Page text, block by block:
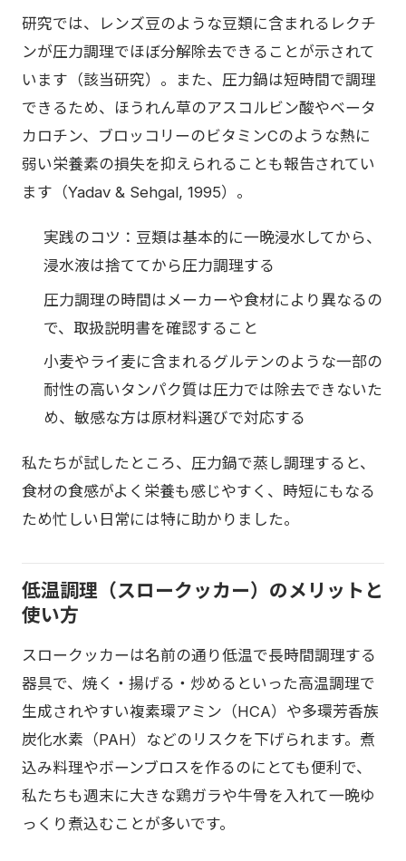
研究では、レンズ豆のような豆類に含まれるレクチ
ンが圧力調理でほぼ分解除去できることが示されて
います（該当研究）。また、圧力鍋は短時間で調理
できるため、ほうれん草のアスコルビン酸やベータ
カロチン、ブロッコリーのビタミンCのような熱に
弱い栄養素の損失を抑えられることも報告されてい
ます（Yadav & Sehgal, 1995）。
実践のコツ：豆類は基本的に一晩浸水してから、
浸水液は捨ててから圧力調理する
圧力調理の時間はメーカーや食材により異なるの
で、取扱説明書を確認すること
小麦やライ麦に含まれるグルテンのような一部の
耐性の高いタンパク質は圧力では除去できないた
め、敏感な方は原材料選びで対応する
私たちが試したところ、圧力鍋で蒸し調理すると、
食材の食感がよく栄養も感じやすく、時短にもなる
ため忙しい日常には特に助かりました。
低温調理（スロークッカー）のメリットと
使い方
スロークッカーは名前の通り低温で長時間調理する
器具で、焼く・揚げる・炒めるといった高温調理で
生成されやすい複素環アミン（HCA）や多環芳香族
炭化水素（PAH）などのリスクを下げられます。煮
込み料理やボーンブロスを作るのにとても便利で、
私たちも週末に大きな鶏ガラや牛骨を入れて一晩ゆ
っくり煮込むことが多いです。